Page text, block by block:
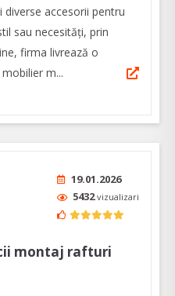
diverse accesorii pentru
sau necesități, prin
firma livrează o
m...
19.01.2026
5432vizualizari
montaj rafturi